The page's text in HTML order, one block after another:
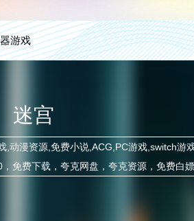
游戏
迷宫
动漫资源,免费小说,ACG,PC游戏,switch游
免费下载，夸克网盘，夸克资源，免费白